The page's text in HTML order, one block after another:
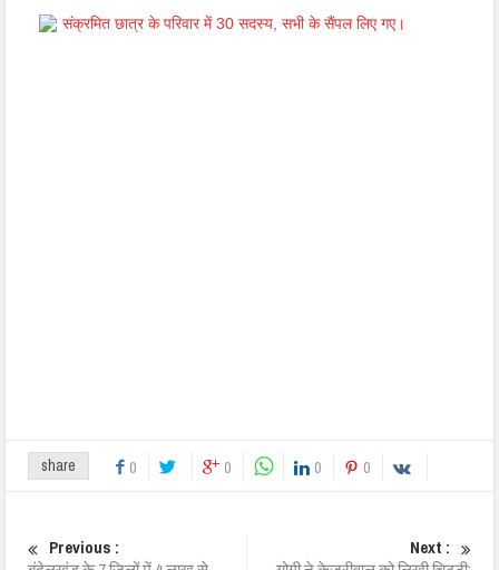
संक्रमित छात्र के परिवार में 30 सदस्य, सभी के सैंपल लिए गए।
share 0 0 0 0
Previous :
Next :